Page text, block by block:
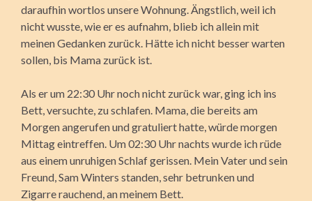
daraufhin wortlos unsere Wohnung. Ängstlich, weil ich
nicht wusste, wie er es aufnahm, blieb ich allein mit
meinen Gedanken zurück. Hätte ich nicht besser warten
sollen, bis Mama zurück ist.
Als er um 22:30 Uhr noch nicht zurück war, ging ich ins
Bett, versuchte, zu schlafen. Mama, die bereits am
Morgen angerufen und gratuliert hatte, würde morgen
Mittag eintreffen. Um 02:30 Uhr nachts wurde ich rüde
aus einem unruhigen Schlaf gerissen. Mein Vater und sein
Freund, Sam Winters standen, sehr betrunken und
Zigarre rauchend, an meinem Bett.